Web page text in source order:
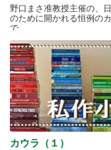
野口まさ准教授主催の、
のために開かれる恒例の
で.....
カウラ（１）